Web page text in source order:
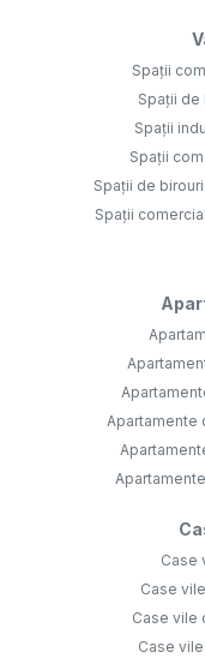
Spații
Spații de
Spații
Spații
Spații de
Spații
Apartamente
Case
Case
Case vile
Case